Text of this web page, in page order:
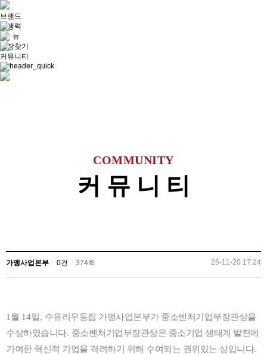
브랜드
경쟁력
메 뉴
매장찾기
커뮤니티
COMMUNITY
커 뮤 니 티
가맹사업본부 0건 374회 25-11-20 17:24
1월 14일, 수유리우동집 가맹사업본부가 중소벤처기업부장관상을
수상하였습니다. 중소벤처기업부장관상은 중소기업 생태계 발전에
기여한 혁신적 기업을 격려하기 위해 수여되는 권위있는 상입니다.